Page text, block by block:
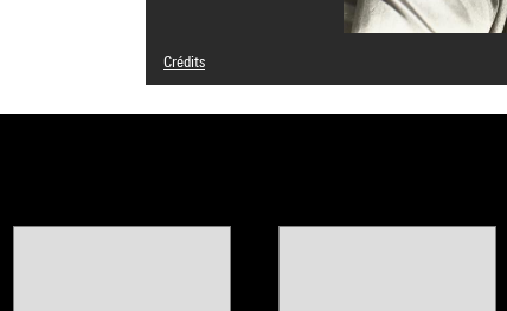
Crédits
© Archive Florence Henri / Galleria Martini & Ronchetti,